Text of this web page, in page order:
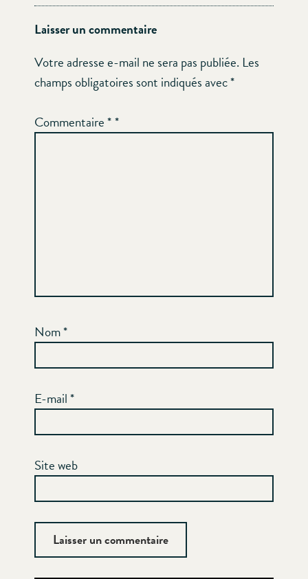
Laisser un commentaire
Votre adresse e-mail ne sera pas publiée. Les
champs obligatoires sont indiqués avec*
Commentaire*
Nom*
E-mail*
Site web